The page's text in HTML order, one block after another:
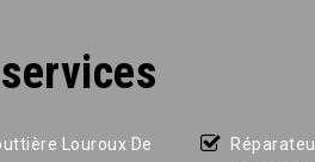
Louroux De